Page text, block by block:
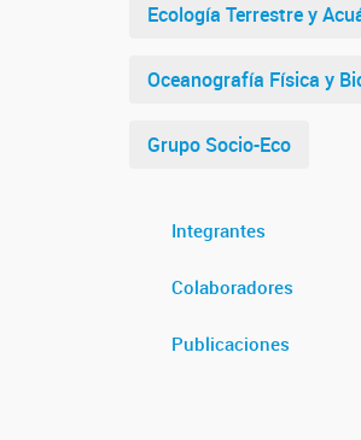
Ecología Terrestre y
Oceanografía Física y
Grupo Socio-Eco
Integrantes
Colaboradores
Publicaciones